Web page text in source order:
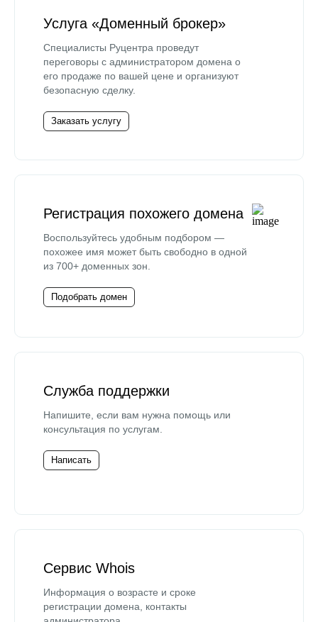
Услуга «Доменный брокер»
Специалисты Руцентра проведут
переговоры с администратором домена о
его продаже по вашей цене и организуют
безопасную сделку.
Заказать услугу
Регистрация похожего домена
Воспользуйтесь удобным подбором —
похожее имя может быть свободно в одной
из 700+ доменных зон.
Подобрать домен
Служба поддержки
Напишите, если вам нужна помощь или
консультация по услугам.
Написать
Сервис Whois
Информация о возрасте и сроке
регистрации домена, контакты